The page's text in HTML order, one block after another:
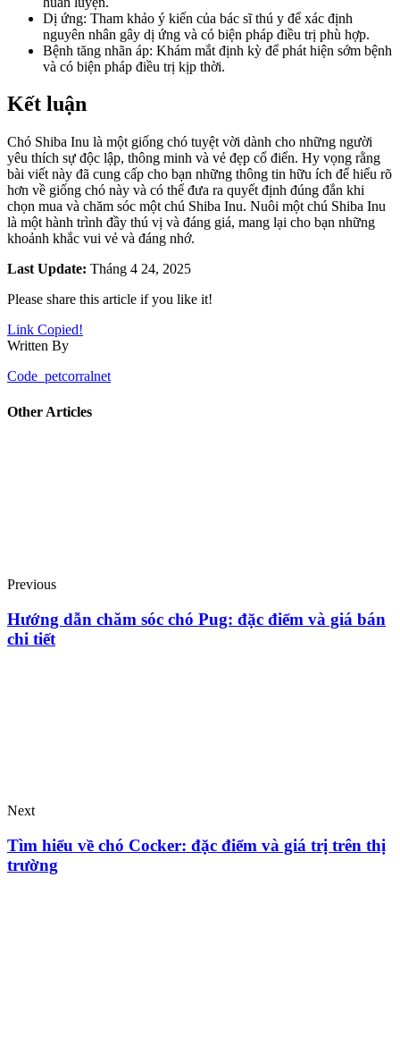
Dị ứng: Tham khảo ý kiến của bác sĩ thú y để xác định
nguyên nhân gây dị ứng và có biện pháp điều trị phù hợp.
Bệnh tăng nhãn áp: Khám mắt định kỳ để phát hiện sớm bệnh
và có biện pháp điều trị kịp thời.
Kết luận
Chó Shiba Inu là một giống chó tuyệt vời dành cho những người
yêu thích sự độc lập, thông minh và vẻ đẹp cổ điển. Hy vọng rằng
bài viết này đã cung cấp cho bạn những thông tin hữu ích để hiểu rõ
hơn về giống chó này và có thể đưa ra quyết định đúng đắn khi
chọn mua và chăm sóc một chú Shiba Inu. Nuôi một chú Shiba Inu
là một hành trình đầy thú vị và đáng giá, mang lại cho bạn những
khoảnh khắc vui vẻ và đáng nhớ.
Last Update: Tháng 4 24, 2025
Please share this article if you like it!
Link Copied!
Written By
Code_petcorralnet
Other Articles
Previous
Hướng dẫn chăm sóc chó Pug: đặc điểm và giá bán
chi tiết
Next
Tìm hiểu về chó Cocker: đặc điểm và giá trị trên thị
trường